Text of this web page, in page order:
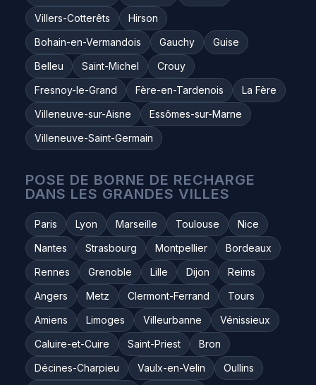
Villers-Cotterêts
Hirson
Bohain-en-Vermandois
Gauchy
Guise
Belleu
Saint-Michel
Crouy
Fresnoy-le-Grand
Fère-en-Tardenois
La Fère
Villeneuve-sur-Aisne
Essômes-sur-Marne
Villeneuve-Saint-Germain
POSE DE BORNE DE RECHARGE
DANS LES GRANDES VILLES
Paris Lyon Marseille Toulouse
Nice
Nantes
Strasbourg Montpellier
Bordeaux
Rennes
Grenoble Lille Dijon
Reims
Angers
Metz Clermont-Ferrand
Tours
Amiens
Limoges Villeurbanne
Vénissieux
Caluire-et-Cuire
Saint-Priest
Bron
Décines-Charpieu
Vaulx-en-Velin
Oullins